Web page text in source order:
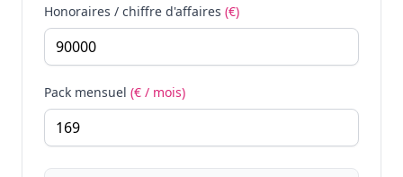
Honoraires / chiffre d'affaires (€)
Pack mensuel (€ / mois)